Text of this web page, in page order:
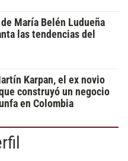
María Belén Ludueña
las tendencias del
Karpan, el ex novio
construyó un negocio
en Colombia